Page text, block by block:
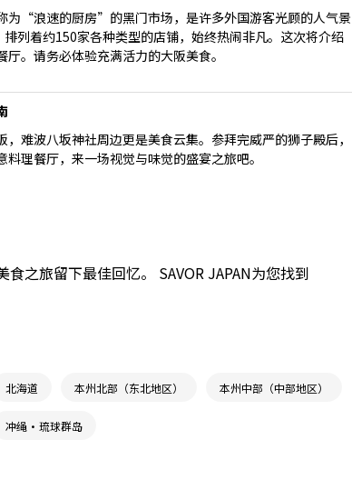
为“浪速的厨房”的黑门市场，是许多外国游客光顾的人气景
列着约150家各种类型的店铺，始终热闹非凡。这次将介绍
。请务必体验充满活力的大阪美食。
难波八坂神社周边更是美食云集。参拜完威严的狮子殿后，
理餐厅，来一场视觉与味觉的盛宴之旅吧。
之旅留下最佳回忆。 SAVOR JAPAN为您找到
北海道 本州北部（东北地区） 本州中部（中部地区）
冲绳・琉球群岛